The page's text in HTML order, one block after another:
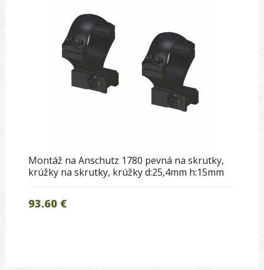
Montáž na Anschutz 1780 pevná na skrutky,
krúžky na skrutky, krúžky d:25,4mm h:15mm
93.60 €